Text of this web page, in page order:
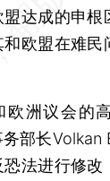
盟达成的申
欧盟在难民
洲议会的
部长Volkan
法进行修改